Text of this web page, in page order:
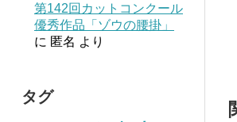
第142回カットコンクール
優秀作品「ゾウの腰掛」
に 匿名 より
タグ